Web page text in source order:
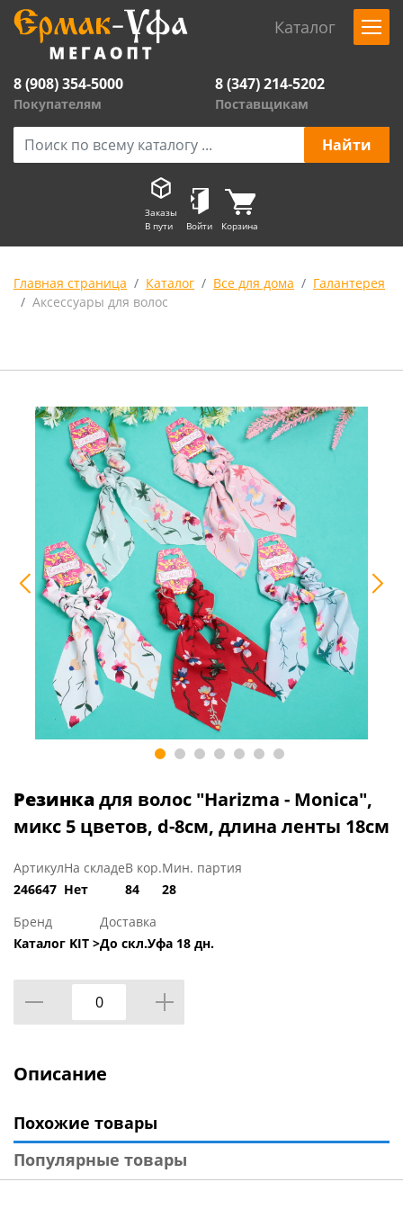
Каталог
8 (908) 354-5000
Покупателям
8 (347) 214-5202
Поставщикам
Заказы
В пути
Войти Корзина
Главная страница Каталог Все для дома
Галантерея
Аксессуары для волос
Резинкадля волос "Harizma - Monica",
микс 5 цветов, d-8см, длина ленты 18см
Артикул
246647
На складе
Нет
В кор.
84
Мин. партия
28
Бренд
Каталог KIT >
Доставка
До скл.Уфа 18 дн.
Описание
Похожие товары
Популярные товары